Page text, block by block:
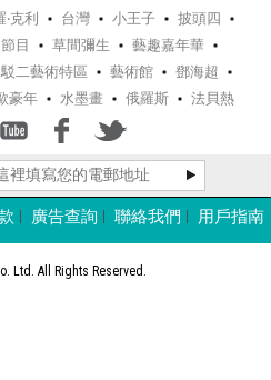
豪年書畫展
‧克利 台灣 小王子
披頭四
目 草間彌生
藝趣嘉年華
駁二藝術特區 藝術館
鄧海超
豪年 水墨畫 俄羅斯
法貝熱
廣告查詢 聯絡我們 用戶指南
Ltd. All Rights Reserved.